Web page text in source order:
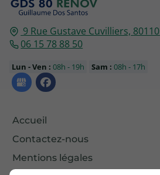
9 Rue Gustave Cuvilliers, 80110
06 15 78 88 50
Lun - Ven : 08h - 19h Sam : 08h - 17h
Accueil
Contactez-nous
Mentions légales